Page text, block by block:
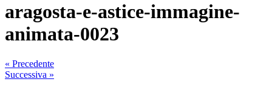
aragosta-e-astice-immagine-
animata-0023
« Precedente
Successiva »